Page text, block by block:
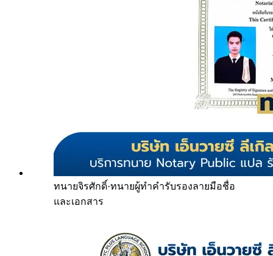
ทนายจิรศักดิ์·ทนายผู้ทำคำรับรองลายมือชื่อ
และเอกสาร